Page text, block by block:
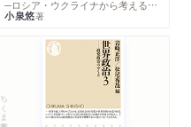
─ロシア・ウクライナから考える世界の行方
小泉悠著
ちくま新書